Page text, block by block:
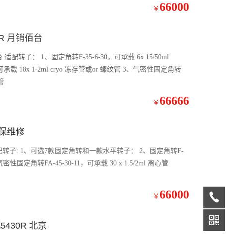
￥ 66000
月销佰台
适配转子： 1、固定角转F-35-6-30，可承载 6x 15/50ml
2ml cryo 冻存管或or 螺纹管 3、气密性固定角转
￥ 66666
维修
固定角转F-
，可承载 30x 1.5/2ml 离心管 3、气密性固定角转FA-45-30-11，可承载 30 x 1.5/2ml 离心管
￥ 66000
北京